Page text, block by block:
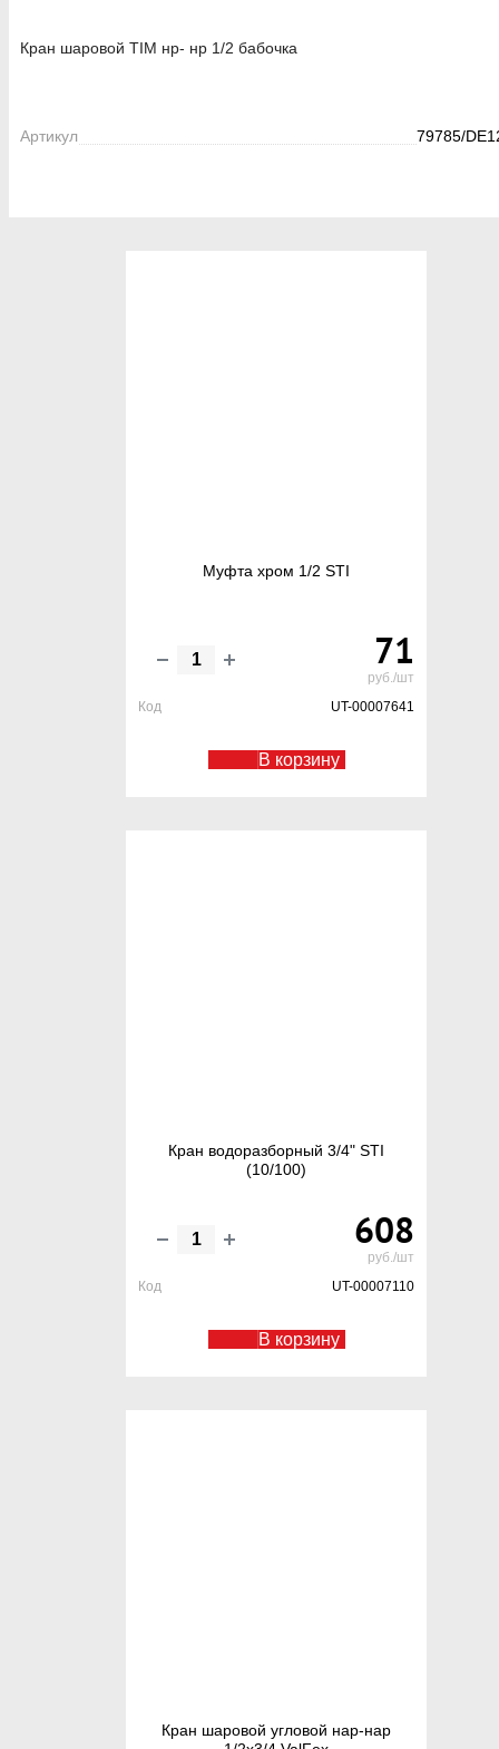
Кран шаровой TIM нр- нр 1/2 бабочка
Артикул 79785/
Муфта хром 1/2 STI
71
руб./шт
Код
UT-00007641
В корзину
Кран водоразборный 3/4" STI
(10/100)
608
руб./шт
Код
UT-00007110
В корзину
Кран шаровой угловой нар-нар